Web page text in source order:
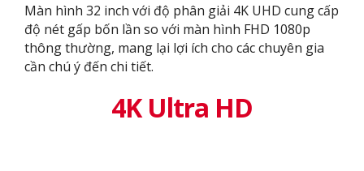
Màn hình 32 inch với độ phân giải 4K UHD cung cấp
độ nét gấp bốn lần so với màn hình FHD 1080p
thông thường, mang lại lợi ích cho các chuyên gia
cần chú ý đến chi tiết.
4K Ultra HD